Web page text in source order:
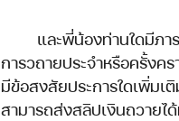
การวถายประจำหรือครั้งค
มีข้อสงสัยประการใดเพิ่มเ
สามารถส่งสลิปเงินถวายไ